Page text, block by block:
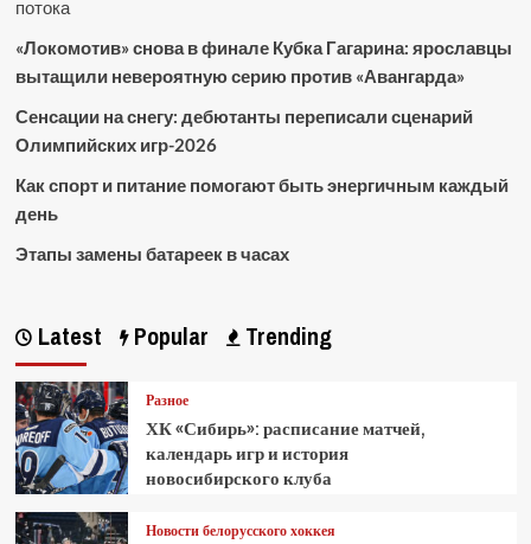
потока
«Локомотив» снова в финале Кубка Гагарина: ярославцы
вытащили невероятную серию против «Авангарда»
Сенсации на снегу: дебютанты переписали сценарий
Олимпийских игр-2026
Как спорт и питание помогают быть энергичным каждый
день
Этапы замены батареек в часах
Latest Popular Trending
Разное
ХК «Сибирь»: расписание матчей,
календарь игр и история
новосибирского клуба
Новости белорусского хоккея